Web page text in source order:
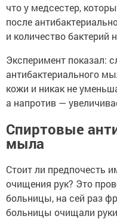
что у медсестер,
после
и количество бактерий
Эксперимент показал:
антибактериального
кожи и никак не
а напротив —
Спиртовые
мыла
Стоит ли предпочесть
очищения рук? Это
больницы, на сей раз
больницы очищали